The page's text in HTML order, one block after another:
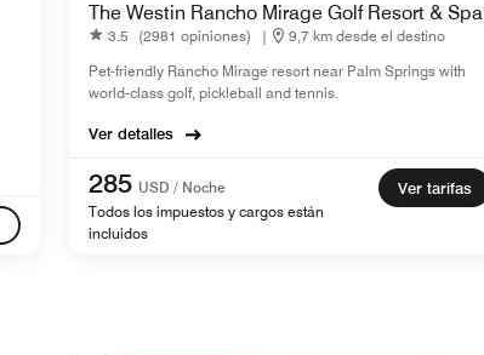
The Westin Rancho Mirage Golf Resort & Spa
3.5 (2981 opiniones) |
9,7 km desde el destino
Pet-friendly Rancho Mirage resort near Palm Springs​ with
world-class golf, pickleball and tennis.
Ver detalles
285 USD / Noche
Todos los impuestos y cargos están
incluidos
Ver tarifas